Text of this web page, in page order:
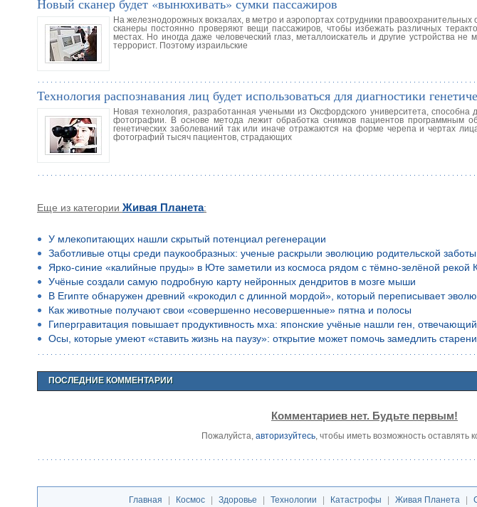
На железнодорожных вокзалах, в метро и аэропортах сотрудники
сканеры постоянно проверяют вещи пассажиров, чтобы избежать различных
местах. Но иногда даже человеческий глаз, металлоискатель и другие устройства не
террорист. Поэтому израильские
Технология распознавания лиц будет использоваться для диагностики
Новая технология, разработанная учеными из Оксфордского университета, способна
фотографии. В основе метода лежит обработка снимков пациентов программным
генетических заболеваний так или иначе отражаются на форме черепа и чертах
фотографий тысяч пациентов, страдающих
Еще из категории Живая Планета:
У млекопитающих нашли скрытый потенциал регенерации
Заботливые отцы среди паукообразных: ученые раскрыли эволюцию родительской заботы
Ярко-синие «калийные пруды» в Юте заметили из космоса рядом с тёмно-зелёной рекой
Учёные создали самую подробную карту нейронных дендритов в мозге мыши
В Египте обнаружен древний «крокодил с длинной мордой», который переписывает
Как животные получают свои «совершенно несовершенные» пятна и полосы
Гипергравитация повышает продуктивность мха: японские учёные нашли ген,
Осы, которые умеют «ставить жизнь на паузу»: открытие может помочь замедлить
ПОСЛЕДНИЕ КОММЕНТАРИИ
Комментариев нет. Будьте первым!
Пожалуйста, авторизуйтесь , чтобы иметь возможность оставлять
Главная | Космос | Здоровье | Технологии | Катастрофы | Живая Планета |